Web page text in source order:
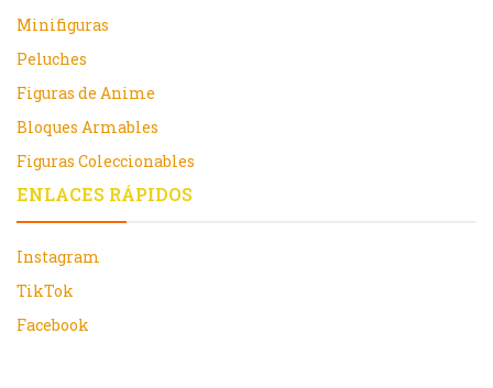
Minifiguras
Peluches
Figuras de Anime
Bloques Armables
Figuras Coleccionables
ENLACES RÁPIDOS
Instagram
TikTok
Facebook